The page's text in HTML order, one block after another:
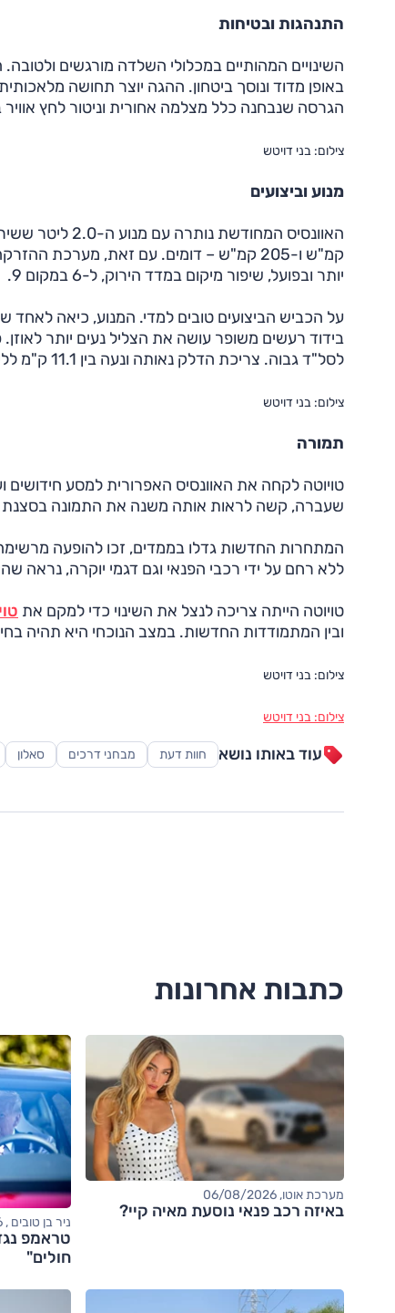
התנהגות ובטיחות
השינויים המהותיים במכלולי השלדה מורגשים
באופן מדוד ונוסך ביטחון. ההגה יוצר תחושה
הגרסה שנבחנה כלל מצלמה אחורית וניטור לחץ אוויר
צילום: בני דויטש
מנוע וביצועים
קמ"ש ו-205 קמ"ש – דומים. עם זאת, מערכת
יותר ובפועל, שיפור מיקום במדד הירוק, ל-6 במקום 9.
על הכביש הביצועים טובים למדי. המנוע, כיאה
בידוד רעשים משופר עושה את הצליל נעים יותר
לסל"ד גבוה. צריכת הדלק נאותה ונעה בין 11.1 ק"מ לליטר במסלול מאומץ ועד ל-12.8 ק"מ לליטר בנסיעה רגועה.
צילום: בני דויטש
תמורה
טויוטה לקחה את האוונסיס האפרורית למסע
שעברה, קשה לראות אותה משנה את התמונה בסצנת
המתחרות החדשות גדלו בממדים, זכו להופעה
ללא רחם על ידי רכבי הפנאי וגם דגמי יוקרה, נראה
טויוטה הייתה צריכה לנצל את השינוי כדי למקם את
ובין המתמודדות החדשות. במצב הנוכחי היא תהיה
צילום: בני דויטש
צילום: בני דויטש
עוד באותו נושא חוות דעת מבחני דרכים סאלון
כתבות אחרונות
מערכת אוטו, 06/08/2026
באיזה רכב פנאי נוסעת מאיה קיי?
ניר בן טובים , 06/08/2026
טראמפ
חולים"